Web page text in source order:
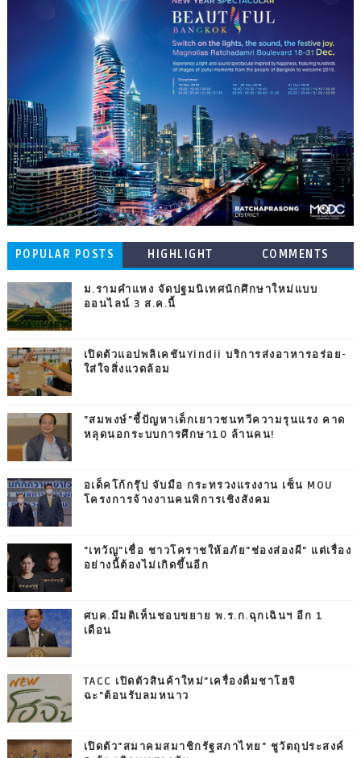
POPULAR POSTS HIGHLIGHT COMMENTS
ม.รามคำแหง จัดปฐมนิเทศนักศึกษาใหม่แบบ
ออนไลน์ 3 ส.ค.นี้
เปิดตัวแอปพลิเคชันYindii บริการส่งอาหารอร่อย-
ใส่ใจสิ่งแวดล้อม
"สมพงษ์"ชี้ปัญหาเด็กเยาวชนทวีความรุนแรง คาด
หลุดนอกระบบการศึกษา10 ล้านคน!
อเด็คโก้กรุ๊ป จับมือ กระทรวงแรงงาน เซ็น MOU
โครงการจ้างงานคนพิการเชิงสังคม
"เทวัญ"เชื่อ ชาวโคราชให้อภัย"ช่องส่องผี" แต่เรื่อง
อย่างนี้ต้องไม่เกิดขึ้นอีก
ศบค.มีมติเห็นชอบขยาย พ.ร.ก.ฉุกเฉินฯ อีก 1
เดือน
TACC เปิดตัวสินค้าใหม่"เครื่องดื่มชาโฮจิ
ฉะ"ต้อนรับลมหนาว
เปิดตัว"สมาคมสมาชิกรัฐสภาไทย" ชูวัตถุประสงค์